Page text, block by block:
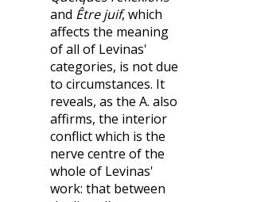
and Être juif, which
affects the meaning
of all of Levinas'
categories, is not due
to circumstances. It
reveals, as the A. also
affirms, the interior
conflict which is the
nerve centre of the
whole of Levinas'
work: that between